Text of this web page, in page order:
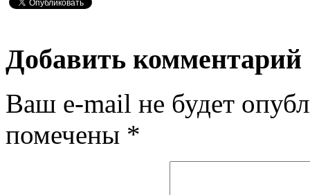
Добавить комментарий
Ваш e-mail не будет
помечены *